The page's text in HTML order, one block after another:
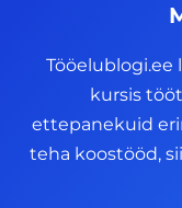
Tööelublogi.ee
kursis
ettepanekuid
teha koostööd,